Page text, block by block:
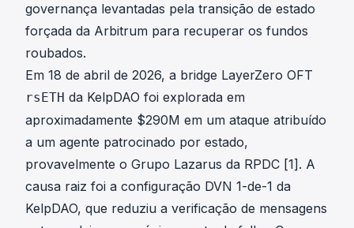
governança levantadas pela transição de estado
forçada da Arbitrum para recuperar os fundos
roubados.
Em 18 de abril de 2026, a bridge LayerZero OFT
rsETH da KelpDAO foi explorada em
aproximadamente $290M em um ataque atribuído
a um agente patrocinado por estado,
provavelmente o Grupo Lazarus da RPDC [1]. A
causa raiz foi a configuração DVN 1-de-1 da
KelpDAO, que reduziu a verificação de mensagens